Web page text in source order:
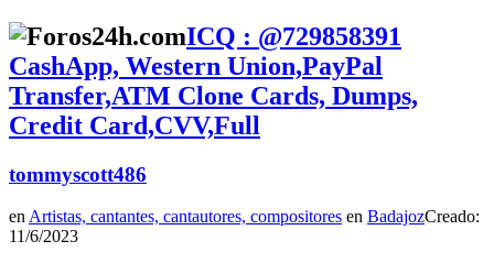
ICQ : @729858391
CashApp, Western Union,PayPal
Transfer,ATM Clone Cards, Dumps,
Credit Card,CVV,Full
tommyscott486
en Artistas, cantantes, cantautores, compositores en BadajozCreado:
11/6/2023